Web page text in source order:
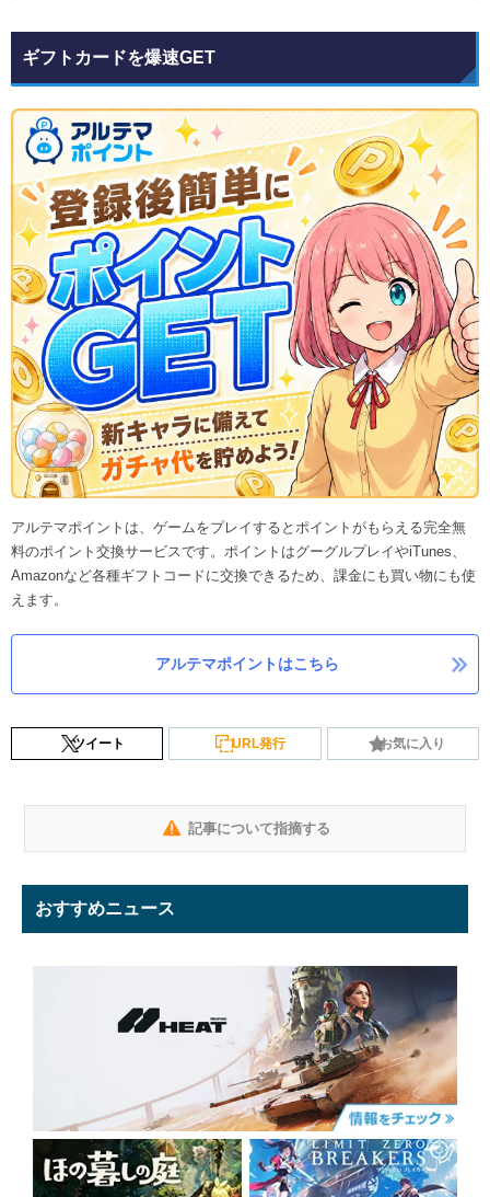
ギフトカードを爆速GET
アルテマポイントは、ゲームをプレイするとポイントがもらえる完全無
料のポイント交換サービスです。ポイントはグーグルプレイやiTunes、
Amazonなど各種ギフトコードに交換できるため、課金にも買い物にも使
えます。
アルテマポイントはこちら
ツイート URL発行 お気に入り
記事について指摘する
おすすめニュース